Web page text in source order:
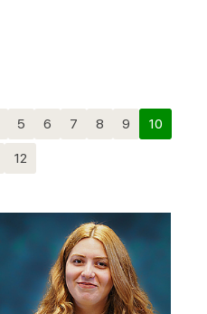
5 6 7 8 9
10
12